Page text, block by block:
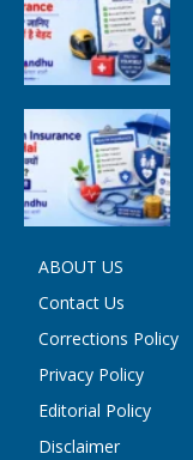
ABOUT US
Contact Us
Corrections Policy
Privacy Policy
Editorial Policy
Disclaimer